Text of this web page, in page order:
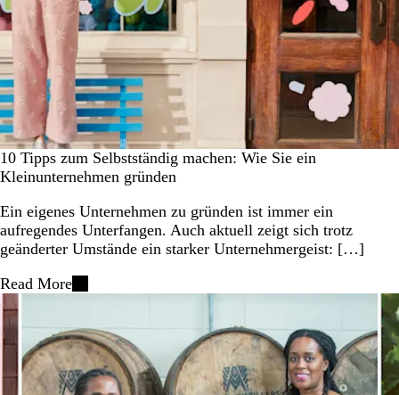
10 Tipps zum Selbstständig machen: Wie Sie ein
Kleinunternehmen gründen
Ein eigenes Unternehmen zu gründen ist immer ein
aufregendes Unterfangen. Auch aktuell zeigt sich trotz
geänderter Umstände ein starker Unternehmergeist: […]
Read More